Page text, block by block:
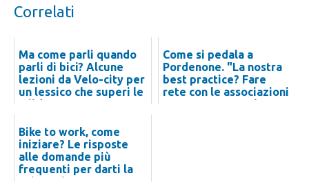
Correlati
Ma come parli quando
parli di bici? Alcune
lezioni da Velo-city per
un lessico che superi le
tribù
Come si pedala a
Pordenone. "La nostra
best practice? Fare
rete con le associazioni
per promuovere l...
Bike to work, come
iniziare? Le risposte
alle domande più
frequenti per darti la
spinta giusta